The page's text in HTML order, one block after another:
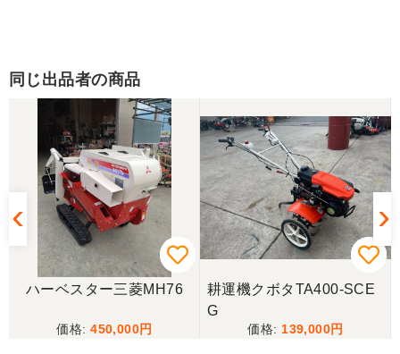
同じ出品者の商品
ハーベスター三菱MH76
450,000
耕運機クボタTA400-SCE
G
139,000